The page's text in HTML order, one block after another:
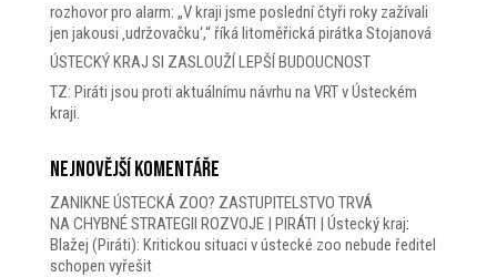
rozhovor pro alarm: „V kraji jsme poslední čtyři roky zažívali
jen jakousi ‚udržovačku‘,“ říká litoměřická pirátka Stojanová
ÚSTECKÝ KRAJ SI ZASLOUŽÍ LEPŠÍ BUDOUCNOST
TZ: Piráti jsou proti aktuálnímu návrhu na VRT v Ústeckém
kraji.
Nejnovější komentáře
ZANIKNE ÚSTECKÁ ZOO? ZASTUPITELSTVO TRVÁ
NA CHYBNÉ STRATEGII ROZVOJE | PIRÁTI | Ústecký kraj:
Blažej (Piráti): Kritickou situaci v ústecké zoo nebude ředitel
schopen vyřešit